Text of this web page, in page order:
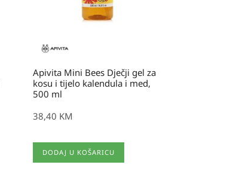
Apivita Mini Bees Dječji gel za
kosu i tijelo kalendula i med,
500 ml
38,40 KM
DODAJ U KOŠARICU